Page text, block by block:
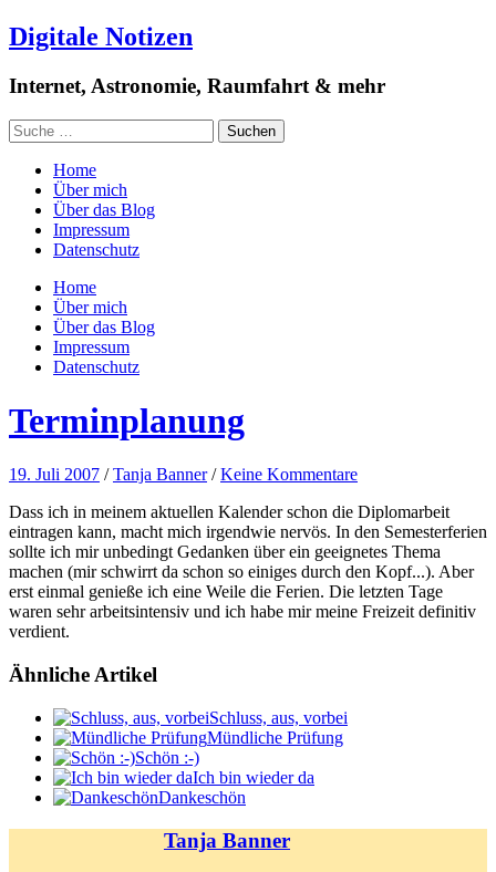
Digitale Notizen
Internet, Astronomie, Raumfahrt & mehr
Home
Über mich
Über das Blog
Impressum
Datenschutz
Home
Über mich
Über das Blog
Impressum
Datenschutz
Terminplanung
19. Juli 2007 /Tanja Banner /Keine Kommentare
Dass ich in meinem aktuellen Kalender schon die Diplomarbeit
eintragen kann, macht mich irgendwie nervös. In den Semesterferien
sollte ich mir unbedingt Gedanken über ein geeignetes Thema
machen (mir schwirrt da schon so einiges durch den Kopf...). Aber
erst einmal genieße ich eine Weile die Ferien. Die letzten Tage
waren sehr arbeitsintensiv und ich habe mir meine Freizeit definitiv
verdient.
Ähnliche Artikel
Schluss, aus, vorbei
Mündliche Prüfung
Schön :-)
Ich bin wieder da
Dankeschön
Tanja Banner